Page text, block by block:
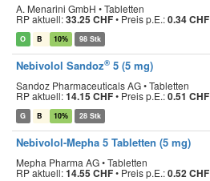
A. Menarini GmbH • Tabletten
RP aktuell:33.25 CHF• Preis p.E.:0.34 CHF
O B 10% 98 Stk
Nebivolol Sandoz® 5 (5 mg)
Sandoz Pharmaceuticals AG • Tabletten
RP aktuell:14.15 CHF• Preis p.E.:0.51 CHF
G B 10% 28 Stk
Nebivolol-Mepha 5 Tabletten (5 mg)
Mepha Pharma AG • Tabletten
RP aktuell:14.55 CHF• Preis p.E.:0.52 CHF